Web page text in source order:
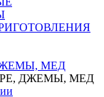
МЕД
ДЖЕМЫ, МЕД